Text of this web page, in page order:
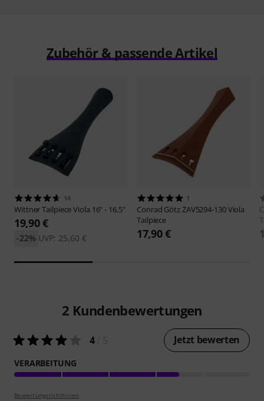
Zubehör & passende Artikel
14
WittnerTailpiece Viola 16" - 16,5"
19,90 €
UVP: 25,60 €
-22%
1
Conrad GötzZAV5294-130 Viola
Tailpiece
17,90 €
2 Kundenbewertungen
4/ 5 Jetzt bewerten
VERARBEITUNG
Bewertungsrichtlinien